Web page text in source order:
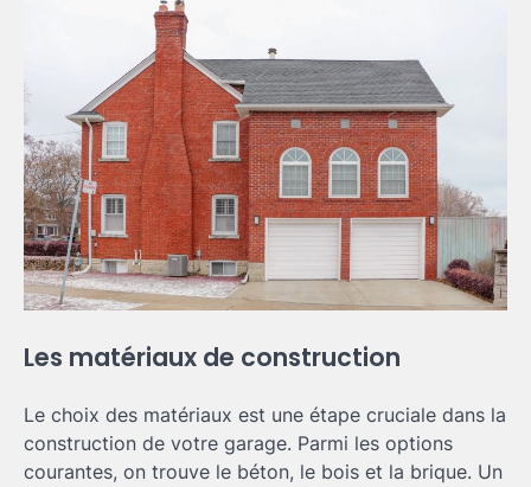
Les matériaux de construction
Le choix des matériaux est une étape cruciale dans la
construction de votre garage. Parmi les options
courantes, on trouve le béton, le bois et la brique. Un